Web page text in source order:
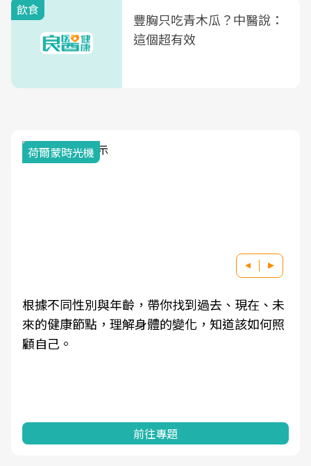
飲食
豐胸只吃青木瓜？中醫說：
這個超有效
荷爾蒙時光機
根據不同性別與年齡，帶你找到過去、現在、未
來的健康節點，理解身體的變化，知道該如何照
顧自己。
前往專題